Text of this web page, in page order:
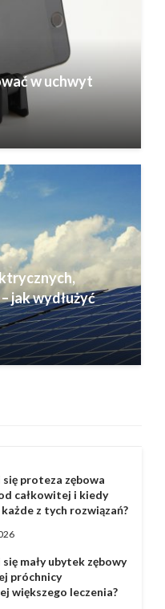
w uchwyt
jak wydłużyć
się proteza zębowa
całkowitej i kiedy
z tych rozwiązań?
mały ubytek zębowy
próchnicy
większego leczenia?